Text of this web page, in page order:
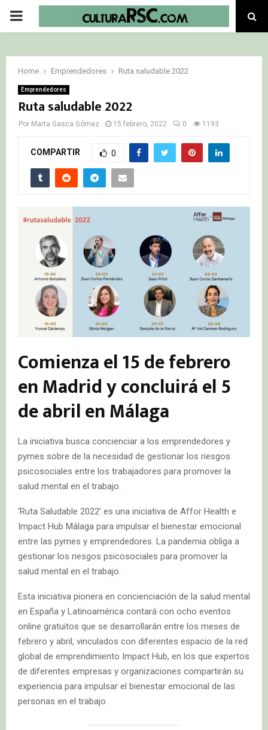
PRIMARY
Home Emprendedores Ruta saludable 2022
Emprendedores
Ruta saludable 2022
Por Marta Gasca Gómez 15 febrero, 2022 0 1193
COMPARTIR 0
Comienza el 15 de febrero
en Madrid y concluirá el 5
de abril en Málaga
La iniciativa busca concienciar a los emprendedores y
pymes sobre de la necesidad de gestionar los riesgos
psicosociales entre los trabajadores para promover la
salud mental en el trabajo.
‘Ruta Saludable 2022’ es una iniciativa de Affor Health e
Impact Hub Málaga para impulsar el bienestar emocional
entre las pymes y emprendedores. La pandemia obliga a
gestionar los riesgos psicosociales para promover la
salud mental en el trabajo.
Esta iniciativa pionera en concienciación de la salud mental
en España y Latinoamérica contará con ocho eventos
online gratuitos que se desarrollarán entre los meses de
febrero y abril, vinculados con diferentes espacio de la red
global de emprendimiento Impact Hub, en los que expertos
de diferentes empresas y organizaciones compartirán su
experiencia para impulsar el bienestar emocional de las
personas en el trabajo.